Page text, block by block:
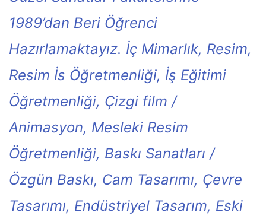
1989’dan Beri Öğrenci
Hazırlamaktayız. İç Mimarlık, Resim,
Resim İs Öğretmenliği, İş Eğitimi
Öğretmenliği, Çizgi film /
Animasyon, Mesleki Resim
Öğretmenliği, Baskı Sanatları /
Özgün Baskı, Cam Tasarımı, Çevre
Tasarımı, Endüstriyel Tasarım, Eski